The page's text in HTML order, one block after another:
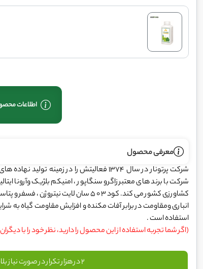
اطلاعات
معرفی محصول
شرکت پرتونار در سال 1374 فعالیتش را در
شرکت با برند های معتبر زاگرو سنگاپور ، امنیکم بلژیک وآرونا
کشاورزی کشور می کند. کود 3 0 5 سان
انباری ومقاومت در برابر آفات مکنده و افزایش مقاومت گیاه به
استفاده است .
(اگر شما تجربه استفاده از این محصول را دارید، نظر خود را با
2 در هزار تکرار در صورت نیاز بلامانع